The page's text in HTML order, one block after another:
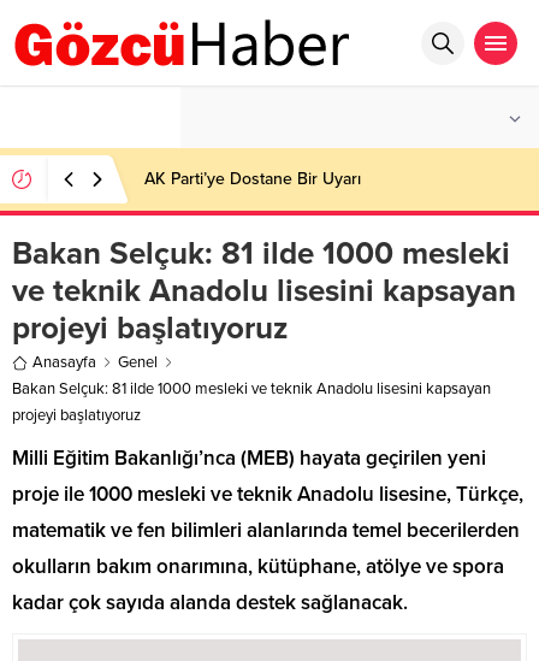
AK Parti’ye Dostane Bir Uyarı
Bakan Selçuk: 81 ilde 1000 mesleki
ve teknik Anadolu lisesini kapsayan
projeyi başlatıyoruz
Anasayfa
Genel
Bakan Selçuk: 81 ilde 1000 mesleki ve teknik Anadolu lisesini kapsayan
projeyi başlatıyoruz
Milli Eğitim Bakanlığı’nca (MEB) hayata geçirilen yeni
proje ile 1000 mesleki ve teknik Anadolu lisesine, Türkçe,
matematik ve fen bilimleri alanlarında temel becerilerden
okulların bakım onarımına, kütüphane, atölye ve spora
kadar çok sayıda alanda destek sağlanacak.